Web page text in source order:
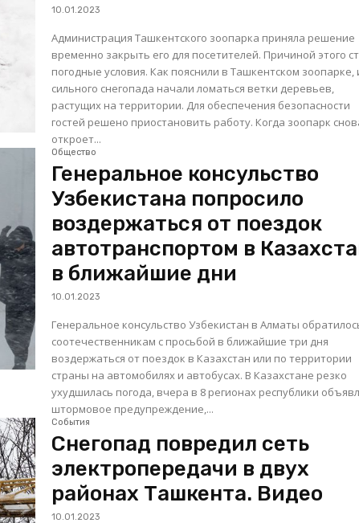
10.01.2023
Администрация Ташкентского зоопарка приняла решение
временно закрыть его для посетителей. Причиной этого
погодные условия. Как пояснили в Ташкентском зоопарке, из-за
сильного снегопада начали ломаться ветки деревьев,
растущих на территории. Для обеспечения безопасности
гостей решено приостановить работу. Когда зоопарк снова
откроет...
Общество
Генеральное консульство
Узбекистана попросило
воздержаться от поездок
автотранспортом в
в ближайшие дни
10.01.2023
Генеральное консульство Узбекистан в Алматы
соотечественникам с просьбой в ближайшие три дня
воздержаться от поездок в Казахстан или по территории
страны на автомобилях и автобусах. В Казахстане резко
ухудшилась погода, вчера в 8 регионах республики
штормовое предупреждение,...
События
Снегопад повредил сеть
электропередачи в двух
районах Ташкента. Видео
10.01.2023